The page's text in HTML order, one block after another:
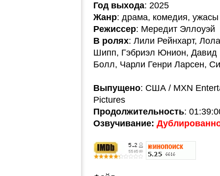
Год выхода: 2025
Жанр: драма, комедия, ужасы
Режиссер: Мередит Эллоуэй
В ролях: Лили Рейнхарт,
Шипп, Гэбриэл Юнион,
Болл, Чарли Генри Ларсен,
Выпущено: США / MXN
Pictures
Продолжительность:
Озвучивание: